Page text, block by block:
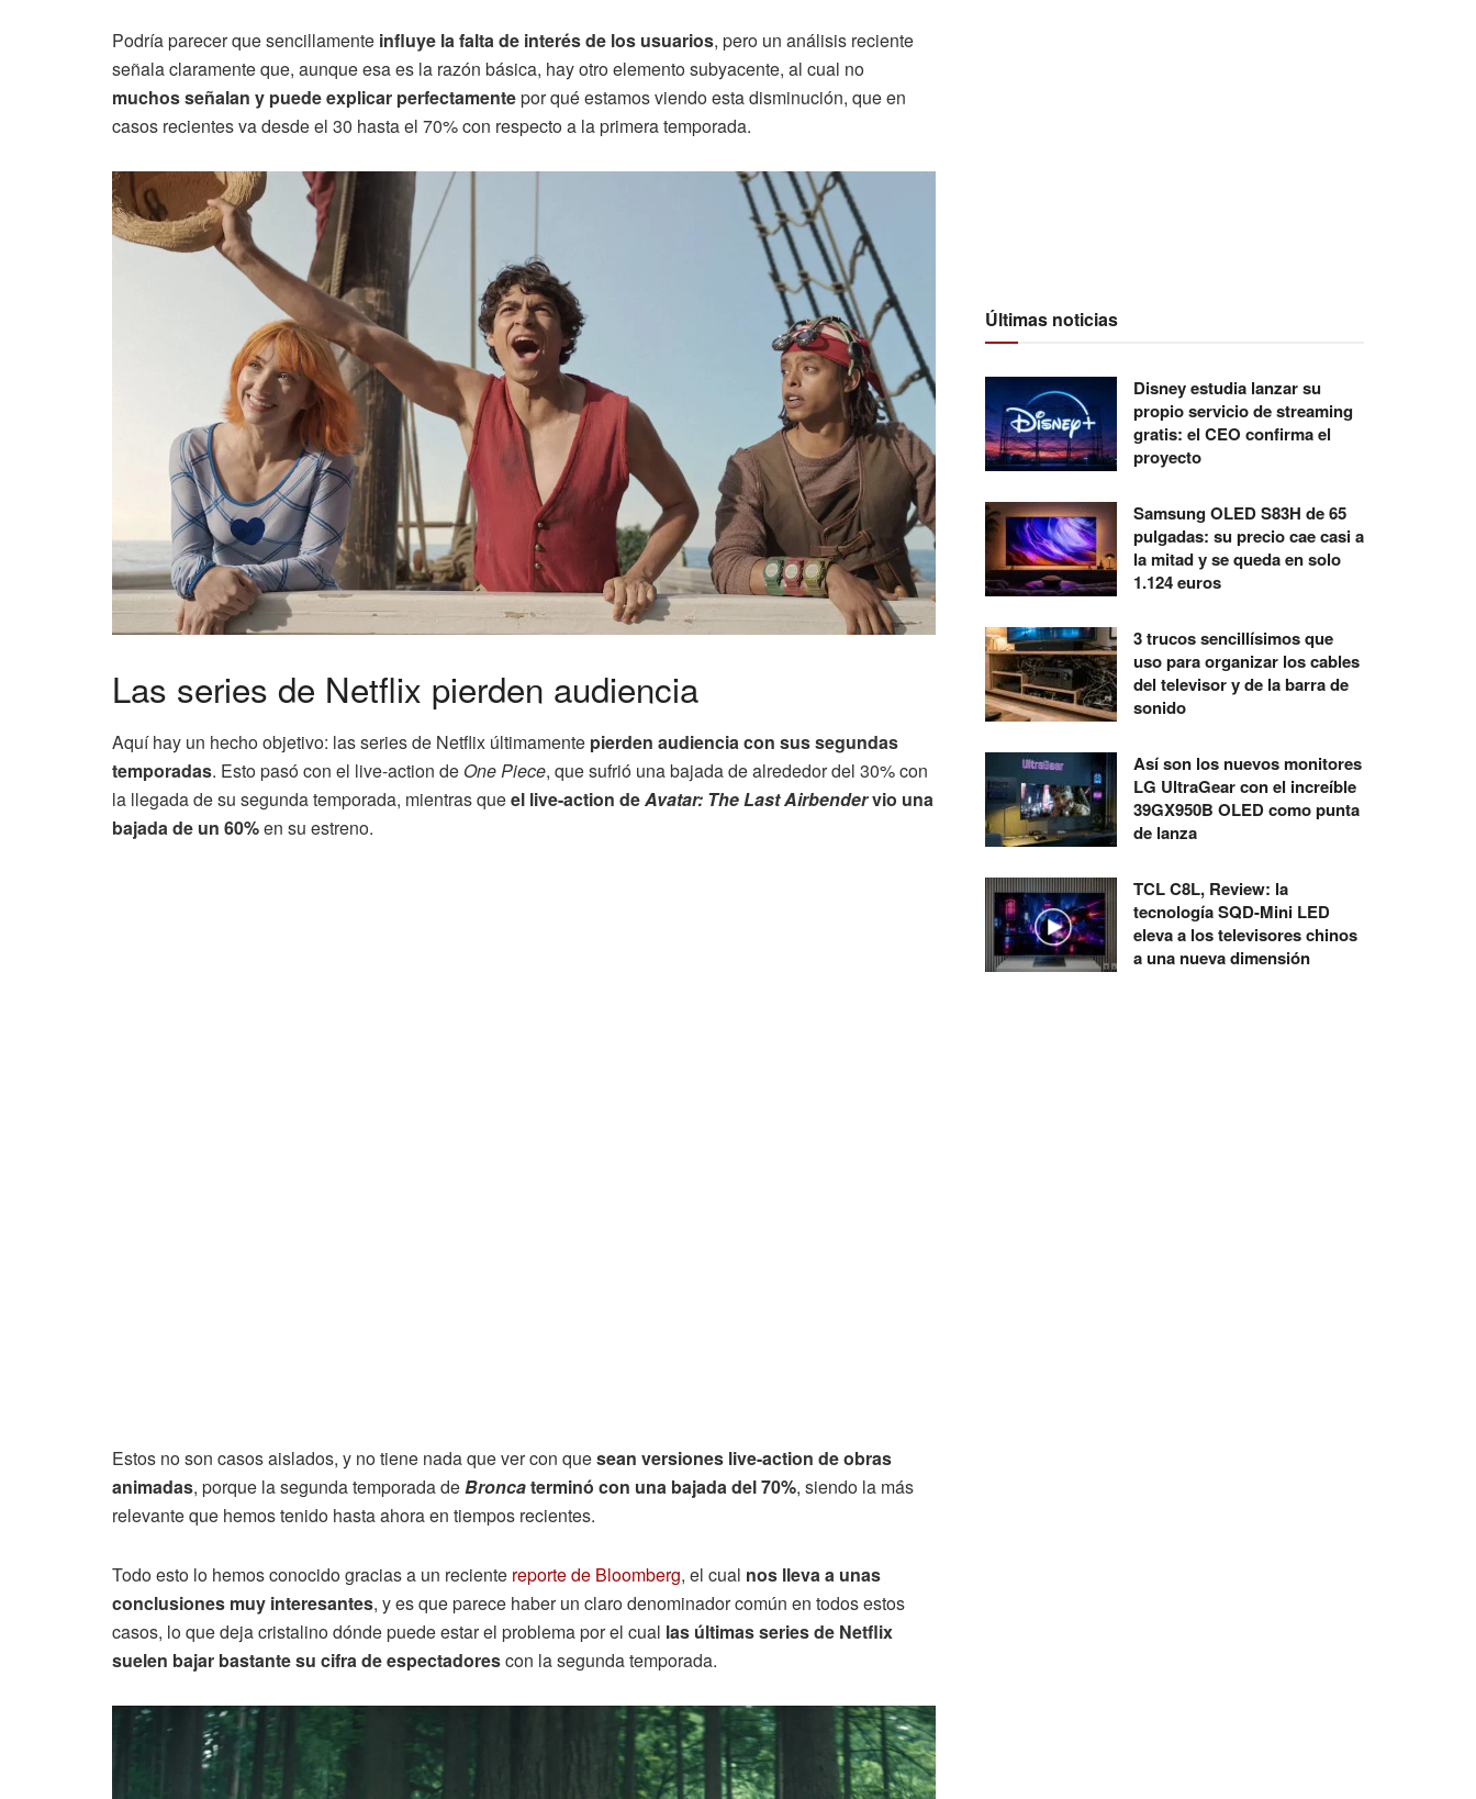
Podría parecer que sencillamente influye la falta de interés de los usuarios, pero un análisis reciente
señala claramente que, aunque esa es la razón básica, hay otro elemento subyacente, al cual no
muchos señalan y puede explicar perfectamentepor qué estamos viendo esta disminución, que en
casos recientes va desde el 30 hasta el 70% con respecto a la primera temporada.
Las series de Netflix pierden audiencia
Aquí hay un hecho objetivo: las series de Netflix últimamente pierden audiencia con sus segundas
temporadas. Esto pasó con el live-action de One Piece, que sufrió una bajada de alrededor del 30% con
la llegada de su segunda temporada, mientras queel live-action deAvatar: The Last Airbendervio una
bajada de un 60%en su estreno.
Estos no son casos aislados, y no tiene nada que ver con quesean versiones live-action de obras
animadas, porque la segunda temporada deBroncaterminó con una bajada del 70%, siendo la más
relevante que hemos tenido hasta ahora en tiempos recientes.
Todo esto lo hemos conocido gracias a un reciente reporte de Bloomberg, el cual nos lleva a unas
conclusiones muy interesantes, y es que parece haber un claro denominador común en todos estos
casos, lo que deja cristalino dónde puede estar el problema por el cual las últimas series de Netflix
suelen bajar bastante su cifra de espectadorescon la segunda temporada.
Últimas noticias
Disney estudia lanzar su
propio servicio de streaming
gratis: el CEO confirma el
proyecto
Samsung OLED S83H de 65
pulgadas: su precio cae casi a
la mitad y se queda en solo
1.124 euros
3 trucos sencillísimos que
uso para organizar los cables
del televisor y de la barra de
sonido
Así son los nuevos monitores
LG UltraGear con el increíble
39GX950B OLED como punta
de lanza
TCL C8L, Review: la
tecnología SQD-Mini LED
eleva a los televisores chinos
a una nueva dimensión